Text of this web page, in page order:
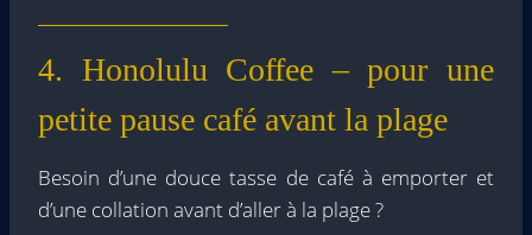
4. Honolulu Coffee – pour une
petite pause café avant la plage
Besoin d’une douce tasse de café à emporter et
d’une collation avant d’aller à la plage ?